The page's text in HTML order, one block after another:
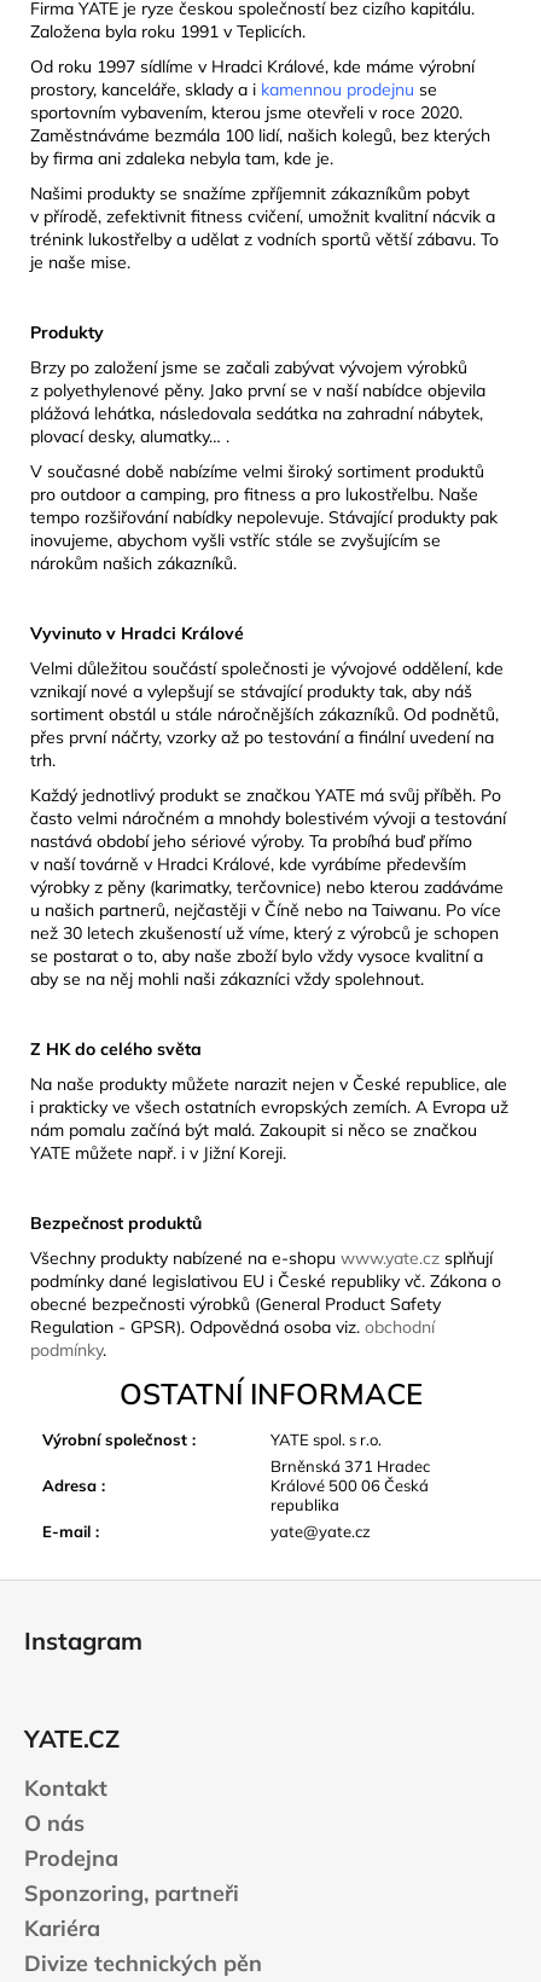
Firma YATE je ryze českou společností bez cizího kapitálu.
Založena byla roku 1991 v Teplicích.
Od roku 1997 sídlíme v Hradci Králové, kde máme výrobní
prostory, kanceláře, sklady a i kamennou prodejnu se
sportovním vybavením, kterou jsme otevřeli v roce 2020.
Zaměstnáváme bezmála 100 lidí, našich kolegů, bez kterých
by firma ani zdaleka nebyla tam, kde je.
Našimi produkty se snažíme zpříjemnit zákazníkům pobyt
v přírodě, zefektivnit fitness cvičení, umožnit kvalitní nácvik a
trénink lukostřelby a udělat z vodních sportů větší zábavu. To
je naše mise.
Produkty
Brzy po založení jsme se začali zabývat vývojem výrobků
z polyethylenové pěny. Jako první se v naší nabídce objevila
plážová lehátka, následovala sedátka na zahradní nábytek,
plovací desky, alumatky… .
V současné době nabízíme velmi široký sortiment produktů
pro outdoor a camping, pro fitness a pro lukostřelbu. Naše
tempo rozšiřování nabídky nepolevuje. Stávající produkty pak
inovujeme, abychom vyšli vstříc stále se zvyšujícím se
nárokům našich zákazníků.
Vyvinuto v Hradci Králové
Velmi důležitou součástí společnosti je vývojové oddělení, kde
vznikají nové a vylepšují se stávající produkty tak, aby náš
sortiment obstál u stále náročnějších zákazníků. Od podnětů,
přes první náčrty, vzorky až po testování a finální uvedení na
trh.
Každý jednotlivý produkt se značkou YATE má svůj příběh. Po
často velmi náročném a mnohdy bolestivém vývoji a testování
nastává období jeho sériové výroby. Ta probíhá buď přímo
v naší továrně v Hradci Králové, kde vyrábíme především
výrobky z pěny (karimatky, terčovnice) nebo kterou zadáváme
u našich partnerů, nejčastěji v Číně nebo na Taiwanu. Po více
než 30 letech zkušeností už víme, který z výrobců je schopen
se postarat o to, aby naše zboží bylo vždy vysoce kvalitní a
aby se na něj mohli naši zákazníci vždy spolehnout.
Z HK do celého světa
Na naše produkty můžete narazit nejen v České republice, ale
i prakticky ve všech ostatních evropských zemích. A Evropa už
nám pomalu začíná být malá. Zakoupit si něco se značkou
YATE můžete např. i v Jižní Koreji.
Bezpečnost produktů
Všechny produkty nabízené na e-shopu www.yate.cz splňují
podmínky dané legislativou EU i České republiky vč. Zákona o
obecné bezpečnosti výrobků (General Product Safety
Regulation - GPSR). Odpovědná osoba viz. obchodní
podmínky.
OSTATNÍ INFORMACE
Výrobní společnost : YATE spol. s r.o.
Adresa :
Brněnská 371 Hradec
Králové 500 06 Česká
republika
E-mail : yate@yate.cz
Instagram
YATE.CZ
Kontakt
O nás
Prodejna
Sponzoring, partneři
Kariéra
Divize technických pěn